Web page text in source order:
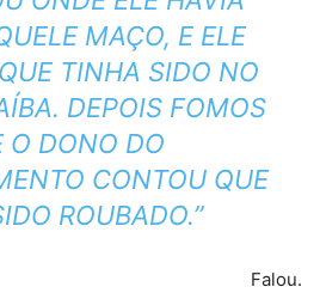
MAÇO, E ELE
TINHA SIDO NO
DEPOIS FOMOS
O DONO DO
CONTOU QUE
ROUBADO.”
Falou.